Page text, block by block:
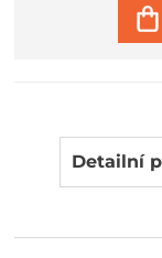
Detailní